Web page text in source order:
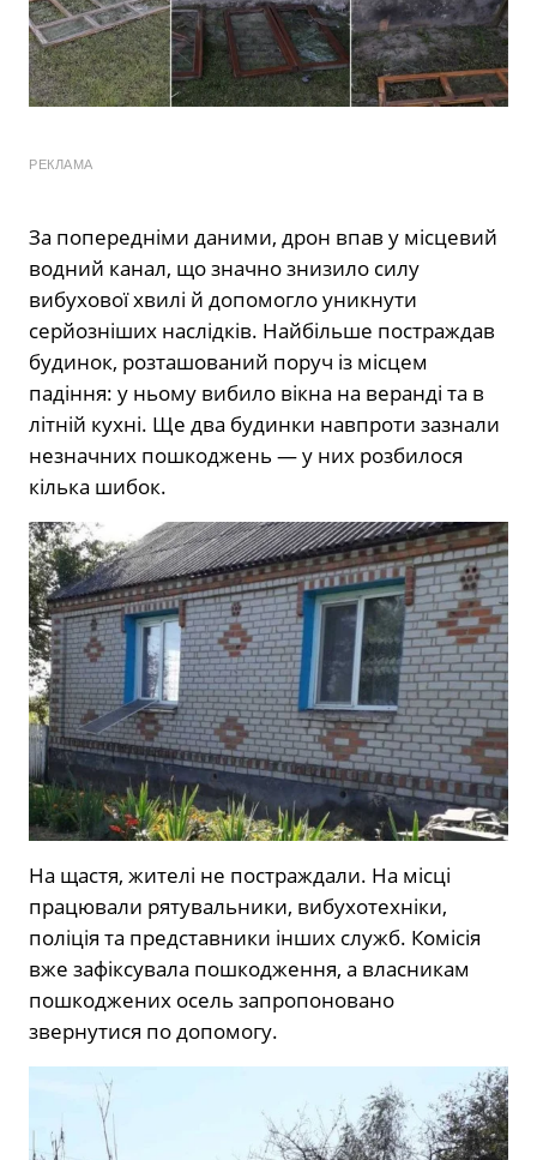
РЕКЛАМА
За попередніми даними, дрон впав у місцевий
водний канал, що значно знизило силу
вибухової хвилі й допомогло уникнути
серйозніших наслідків. Найбільше постраждав
будинок, розташований поруч із місцем
падіння: у ньому вибило вікна на веранді та в
літній кухні. Ще два будинки навпроти зазнали
незначних пошкоджень — у них розбилося
кілька шибок.
На щастя, жителі не постраждали. На місці
працювали рятувальники, вибухотехніки,
поліція та представники інших служб. Комісія
вже зафіксувала пошкодження, а власникам
пошкоджених осель запропоновано
звернутися по допомогу.